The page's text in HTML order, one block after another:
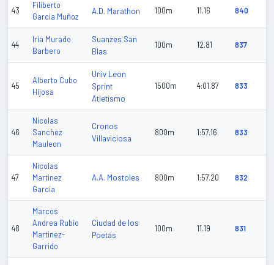
43
Filiberto
Garcia Muñoz
A.D. Marathon 100m 11.16 840
44
Iria Murado
Barbero
Suanzes San
Blas
100m 12.81 837
45
Alberto Cubo
Hijosa
Univ Leon
Sprint
Atletismo
1500m 4:01.87 833
46
Nicolas
Sanchez
Mauleon
Cronos
Villaviciosa
800m 1:57.16 833
47
Nicolas
Martinez
Garcia
A.A. Mostoles 800m 1:57.20 832
48
Marcos
Andrea Rubio
Martinez-
Garrido
Ciudad de los
Poetas
100m 11.19 831